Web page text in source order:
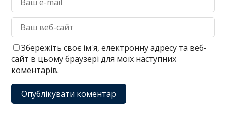
Збережіть своє ім'я, електронну адресу та веб-
сайт в цьому браузері для моїх наступних
коментарів.